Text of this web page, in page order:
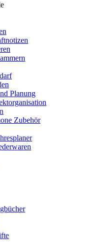
Planung
Zubehör